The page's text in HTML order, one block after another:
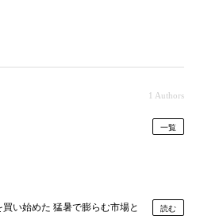
1 Authors
一覧
買い始めた 猛暑で膨らむ市場と
読む